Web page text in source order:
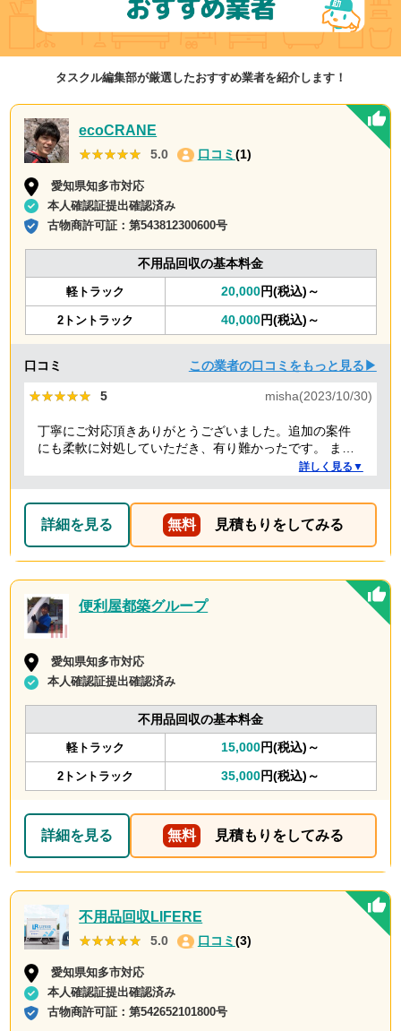
タスクル編集部が厳選したおすすめ業者を紹介します！
ecoCRANE
★★★★★
★★★★★ 5.0 口コミ (1)
愛知県知多市対応
本人確認証提出確認済み
古物商許可証：第543812300600号
不用品回収の基本料金
軽トラック 20,000円(税込)～
2トントラック 40,000円(税込)～
口コミ この業者の口コミをもっと見る▶
★★★★★
★★★★★ 5 misha(2023/10/30)
丁寧にご対応頂きありがとうございました。追加の案件
にも柔軟に対処していただき、有り難かったです。 また
何かありましたらぜひよろしくお願いします。詳しく見る▼
詳細を見る 無料 見積もりをしてみる
便利屋都築グループ
愛知県知多市対応
本人確認証提出確認済み
不用品回収の基本料金
軽トラック 15,000円(税込)～
2トントラック 35,000円(税込)～
詳細を見る 無料 見積もりをしてみる
不用品回収LIFERE
★★★★★
★★★★★ 5.0 口コミ (3)
愛知県知多市対応
本人確認証提出確認済み
古物商許可証：第542652101800号